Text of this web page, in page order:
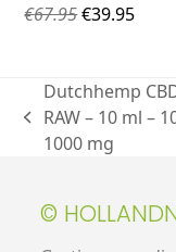
€67.95€39.95
Dutchhemp
RAW – 10 ml –
1000 mg
©